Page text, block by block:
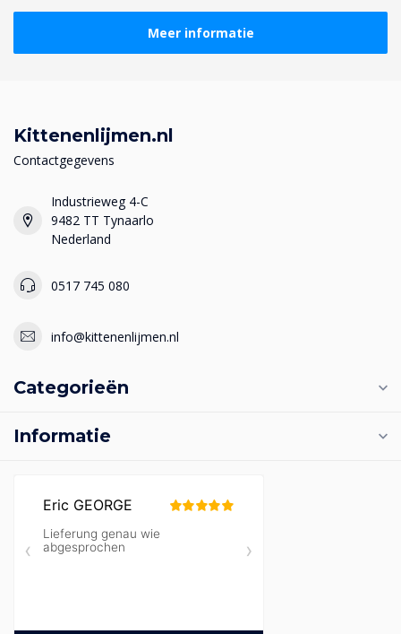
Meer informatie
Kittenenlijmen.nl
Contactgegevens
Industrieweg 4-C
9482 TT Tynaarlo
Nederland
0517 745 080
info@kittenenlijmen.nl
Categorieën
Informatie